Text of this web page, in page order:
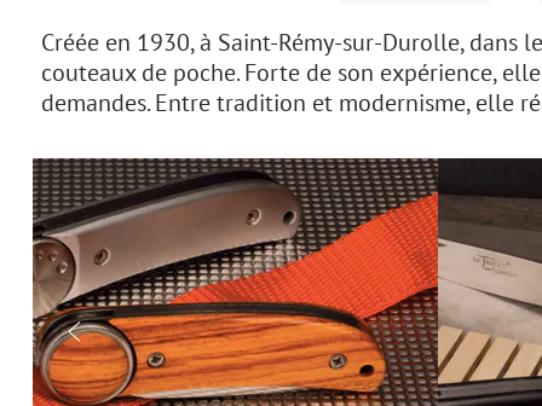
Créée en 1930, à Saint-Rémy-sur-Durolle, dans
couteaux de poche. Forte de son expérience,
demandes. Entre tradition et modernisme, elle
